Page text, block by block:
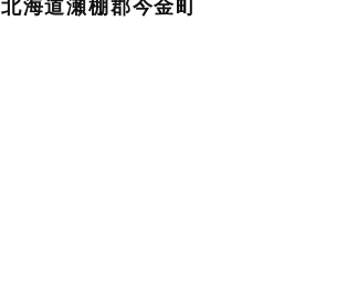
北海道瀬棚郡今金町